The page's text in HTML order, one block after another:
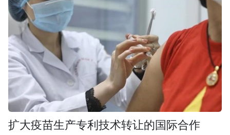
扩大疫苗生产专利技术转让的国际合作